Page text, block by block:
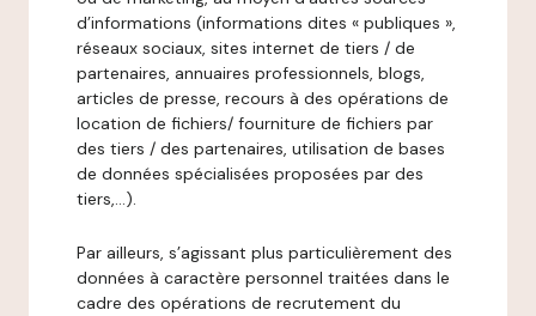
d’informations (informations dites « publiques »,
réseaux sociaux, sites internet de tiers / de
partenaires, annuaires professionnels, blogs,
articles de presse, recours à des opérations de
location de fichiers/ fourniture de fichiers par
des tiers / des partenaires, utilisation de bases
de données spécialisées proposées par des
tiers,…).
Par ailleurs, s’agissant plus particulièrement des
données à caractère personnel traitées dans le
cadre des opérations de recrutement du